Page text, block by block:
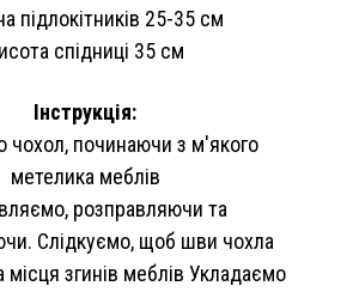
підлокітників 25-35 см
спідниці 35 см
Інструкція:
чохол, починаючи з м'якого
метелика меблів
розправляючи та
Слідкуємо, щоб шви чохла
місця згинів меблів Укладаємо